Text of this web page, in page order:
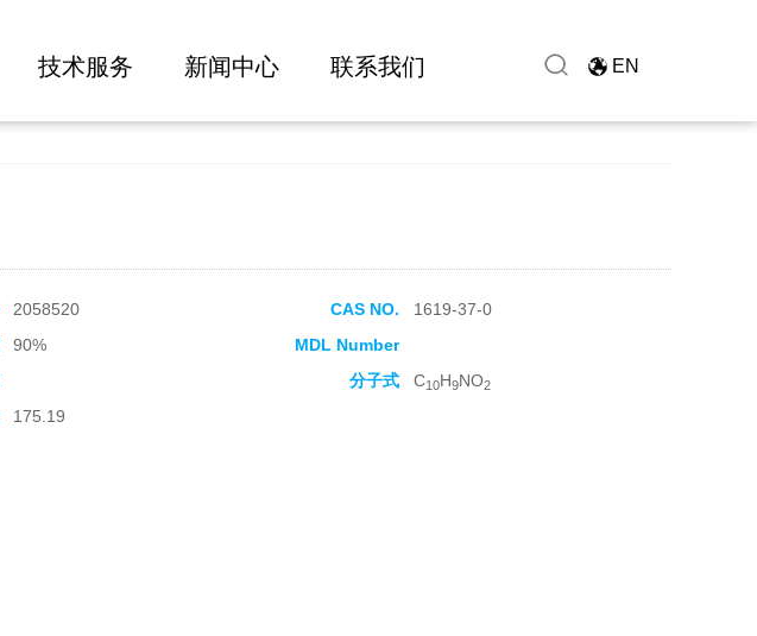
技术服务 新闻中心 联系我们 EN
2058520 CAS NO.
1619-37-0
90%
MDL Number
分子式 C10H9NO2
175.19